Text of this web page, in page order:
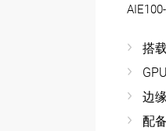
搭
边
配